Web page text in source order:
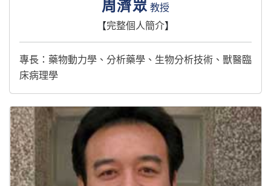
周濟眾 教授
【完整個人簡介】
專長：藥物動力學、分析藥學、生物分析技術、獸醫臨
床病理學